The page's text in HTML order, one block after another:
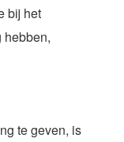
bij het
te geven, is